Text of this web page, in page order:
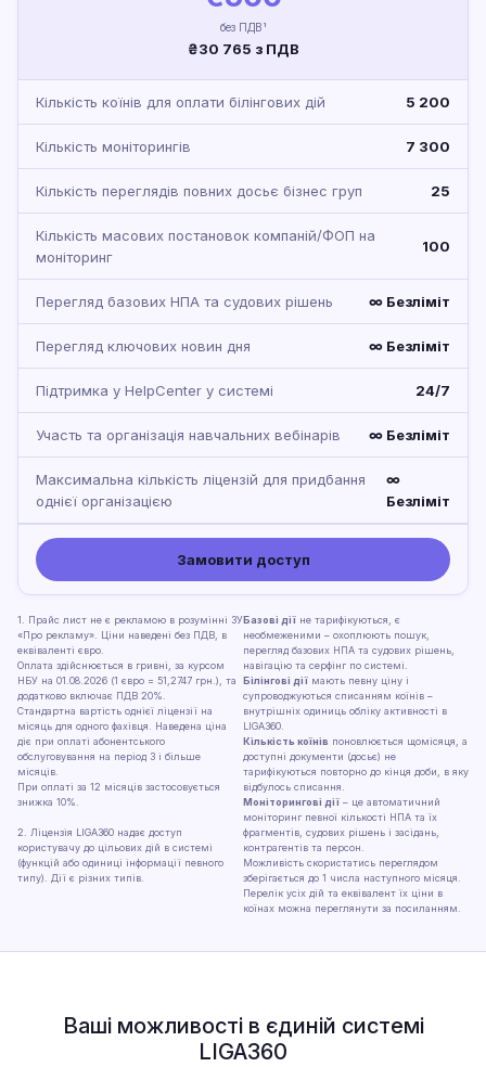
без ПДВ¹
₴30 765 з ПДВ
Кількість коїнів для оплати білінгових дій 5 200
Кількість моніторингів 7 300
Кількість переглядів повних досьє бізнес груп 25
Кількість масових постановок компаній/ФОП на
моніторинг
100
Перегляд базових НПА та судових рішень ∞ Безліміт
Перегляд ключових новин дня ∞ Безліміт
Підтримка у HelpCenter у системі 24/7
Участь та організація навчальних вебінарів ∞ Безліміт
Максимальна кількість ліцензій для придбання
однієї організацією
∞
Безліміт
Замовити доступ
1. Прайс лист не є рекламою в розумінні ЗУ
«Про рекламу». Ціни наведені без ПДВ, в
еквіваленті євро.
Оплата здійснюється в гривні, за курсом
НБУ на 01.08.2026 (1 євро = 51,2747 грн.), та
додатково включає ПДВ 20%.
Стандартна вартість однієї ліцензії на
місяць для одного фахівця. Наведена ціна
діє при оплаті абонентського
обслуговування на період 3 і більше
місяців.
При оплаті за 12 місяців застосовується
знижка 10%.
2. Ліцензія LIGA360 надає доступ
користувачу до цільових дій в системі
(функцій або одиниці інформації певного
типу). Дії є різних типів.
Базові дії не тарифікуються, є
необмеженими – охоплюють пошук,
перегляд базових НПА та судових рішень,
навігацію та серфінг по системі.
Білінгові дії мають певну ціну і
супроводжуються списанням коїнів –
внутрішніх одиниць обліку активності в
LIGA360.
Кількість коїнів поновлюється щомісяця, а
доступні документи (досьє) не
тарифікуються повторно до кінця доби, в яку
відбулось списання.
Моніторингові дії – це автоматичний
моніторинг певної кількості НПА та їх
фрагментів, судових рішень і засідань,
контрагентів та персон.
Можливість скористатись переглядом
зберігається до 1 числа наступного місяця.
Перелік усіх дій та еквівалент їх ціни в
коїнах можна переглянути за посиланням
Ваші можливості в єдиній системі
LIGA360